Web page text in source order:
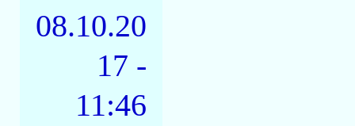
08.10.20
17 -
11:46